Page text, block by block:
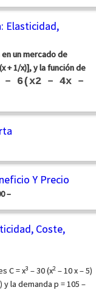
Elasticidad,
un mercado de
+ 1/x)], y la función de
– 6(x2 – 4x –
Y Precio
–
Coste,
C = x3 – 30 (x2– 10 x – 5)
la demanda p = 105 –